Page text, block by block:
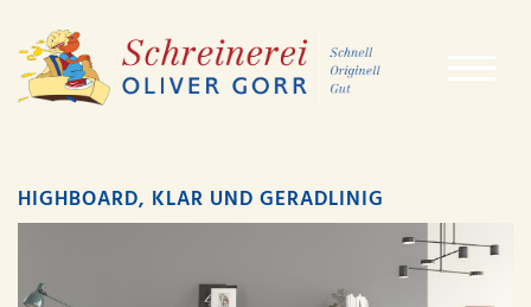
HIGHBOARD, KLAR UND GERADLINIG